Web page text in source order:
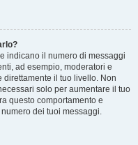
indicano il numero di messaggi
ad esempio, moderatori e
il tuo livello. Non
solo per aumentare il tuo
questo comportamento e
dei tuoi messaggi.